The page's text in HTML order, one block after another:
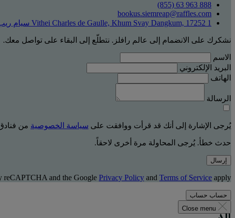
‎(855) 63 963 888
bookus.siemreap@raffles.com
1 Vithei Charles de Gaulle, Khum Svay Dangkum, 17252 سيام ريب
نشكرك على الانضمام إلى عالم رافلز. نتطلّع إلى البقاء على تواصل معك.
الاسم
البريد الإلكتروني
الهاتف
الرسالة
يُرجى الإشارة إلى أنك قد قرأت ووافقت على سياسة الخصوصية من
حدث خطأ. يُرجى المحاولة مرة أخرى لاحقاً.
إرسال
reCAPTCHA and the Google Privacy Policy and Terms of Service apply.
حساب حساب
Close menu